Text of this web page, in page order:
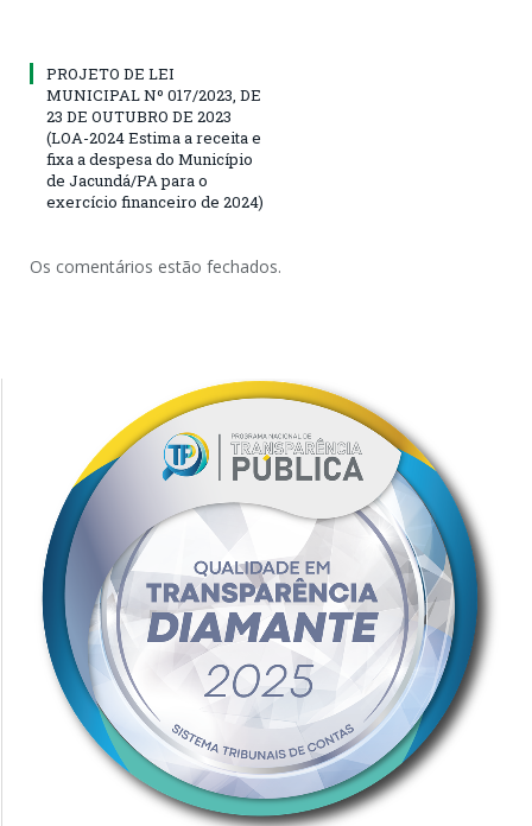
PROJETO DE LEI
MUNICIPAL Nº 017/2023, DE
23 DE OUTUBRO DE 2023
(LOA-2024 Estima a receita e
fixa a despesa do Município
de Jacundá/PA para o
exercício financeiro de 2024)
Os comentários estão fechados.